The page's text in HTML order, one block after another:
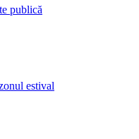
publică
estival